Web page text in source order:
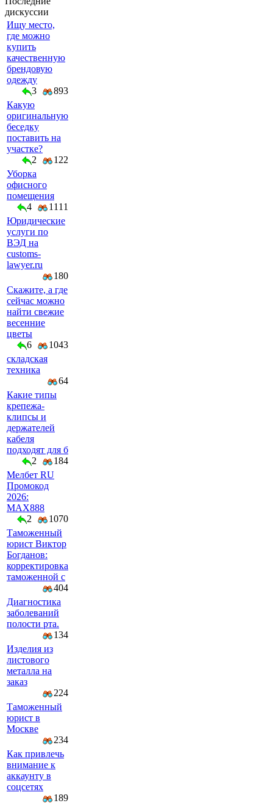
дискуссии
Ищу место,
где можно
купить
качественную
брендовую
одежду
3
893
Какую
оригинальную
беседку
поставить на
участке?
2
122
Уборка
офисного
помещения
4
1111
Юридические
услуги по
ВЭД на
customs-
lawyer.ru
180
Скажите, а где
сейчас можно
найти свежие
весенние
цветы
6
1043
складская
техника
64
Какие типы
крепежа-
клипсы и
держателей
кабеля
подходят для б
2
184
Мелбет RU
Промокод
2026:
MAX888
2
1070
Таможенный
юрист Виктор
Богданов:
корректировка
таможенной с
404
Диагностика
заболеваний
полости рта.
134
Изделия из
листового
металла на
заказ
224
Таможенный
юрист в
Москве
234
Как привлечь
внимание к
аккаунту в
соцсетях
189